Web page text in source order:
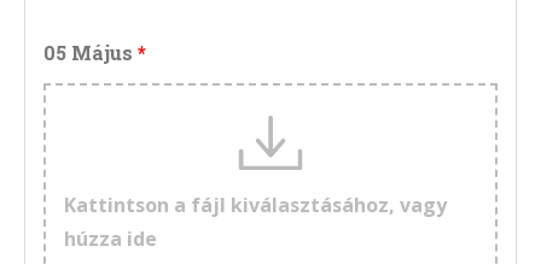
05 Május
Kattintson a fájl kiválasztásához, vagy
húzza ide